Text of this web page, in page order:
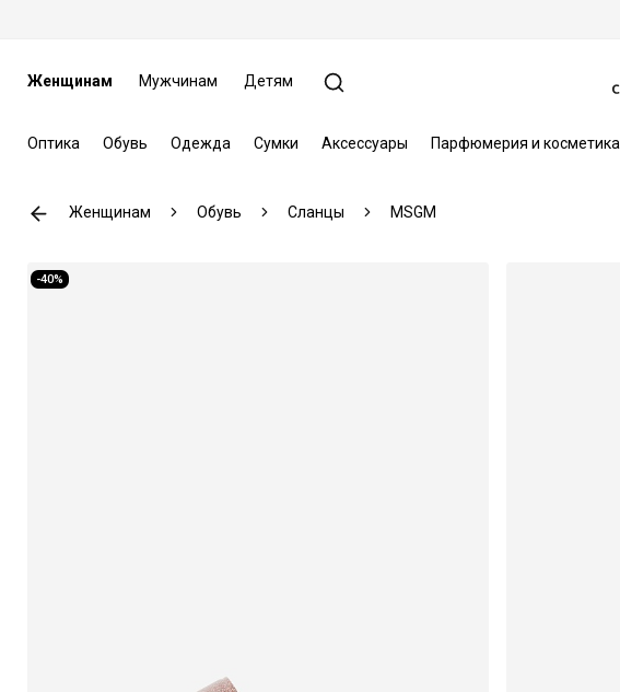
Женщинам Мужчинам Детям
Оптика Обувь Одежда Сумки Аксессуары Парфюмерия и косметика
Женщинам Обувь Сланцы MSGM
-40%